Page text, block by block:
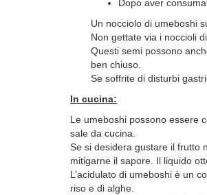
Dopo aver
Un nocciolo di umeboshi
Non gettate via i noccioli
Questi semi possono
ben chiuso.
Se soffrite di disturbi
In cucina:
Le umeboshi possono essere
sale da cucina.
Se si desidera gustare il frutto
mitigarne il sapore. Il liquido
L’acidulato di umeboshi è un
riso e di alghe.